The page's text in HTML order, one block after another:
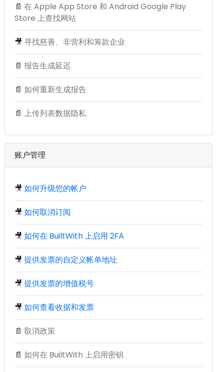
📄 在 Apple App Store 和 Android Google Play
Store 上查找网站
🎥 寻找慈善、非营利和筹款企业
📄 报告生成延迟
📄 如何重新生成报告
📄 上传列表数据隐私
账户管理
🎥 如何升级您的帐户
🎥 如何取消订阅
🎥 如何在 BuiltWith 上启用 2FA
🎥 提供发票的自定义帐单地址
🎥 提供发票的增值税号
🎥 如何查看收据和发票
📄 取消政策
📄 如何在 BuiltWith 上启用密钥